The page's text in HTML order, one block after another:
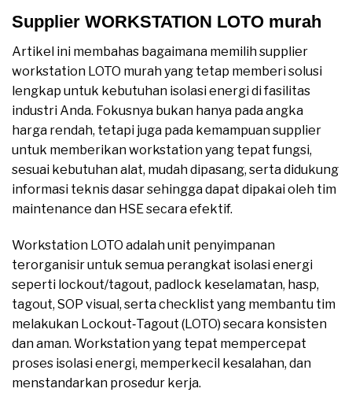
Supplier WORKSTATION LOTO murah
Artikel ini membahas bagaimana memilih supplier
workstation LOTO murah yang tetap memberi solusi
lengkap untuk kebutuhan isolasi energi di fasilitas
industri Anda. Fokusnya bukan hanya pada angka
harga rendah, tetapi juga pada kemampuan supplier
untuk memberikan workstation yang tepat fungsi,
sesuai kebutuhan alat, mudah dipasang, serta didukung
informasi teknis dasar sehingga dapat dipakai oleh tim
maintenance dan HSE secara efektif.
Workstation LOTO adalah unit penyimpanan
terorganisir untuk semua perangkat isolasi energi
seperti lockout/tagout, padlock keselamatan, hasp,
tagout, SOP visual, serta checklist yang membantu tim
melakukan Lockout‑Tagout (LOTO) secara konsisten
dan aman. Workstation yang tepat mempercepat
proses isolasi energi, memperkecil kesalahan, dan
menstandarkan prosedur kerja.